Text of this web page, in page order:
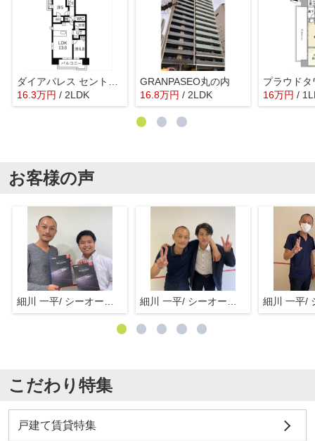
ダイアパレス セントラル ザ・フォート
16.3万円 / 2LDK
GRANPASEO丸の内
16.8万円 / 2LDK 16万円 /
お客様の声
こだわり特集
戸建て賃貸特集